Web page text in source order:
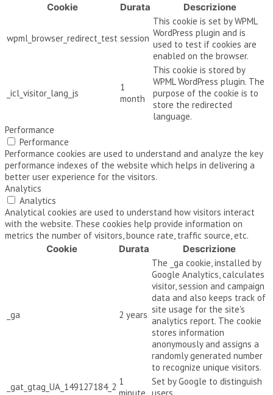
Cookie
Durata Descrizione
wpml_browser_redirect_test session
This cookie is set by WPML
WordPress plugin and is
used to test if cookies are
enabled on the browser.
_icl_visitor_lang_js
1
month
This cookie is stored by
WPML WordPress plugin. The
purpose of the cookie is to
store the redirected
language.
Performance
Performance
Performance cookies are used to understand and analyze the key
performance indexes of the website which helps in delivering a
better user experience for the visitors.
Analytics
Analytics
Analytical cookies are used to understand how visitors interact
with the website. These cookies help provide information on
metrics the number of visitors, bounce rate, traffic source, etc.
Cookie
Durata Descrizione
_ga 2 years
The _ga cookie, installed by
Google Analytics, calculates
visitor, session and campaign
data and also keeps track of
site usage for the site's
analytics report. The cookie
stores information
anonymously and assigns a
randomly generated number
to recognize unique visitors.
_gat_gtag_UA_149127184_2 1
Set by Google to distinguish